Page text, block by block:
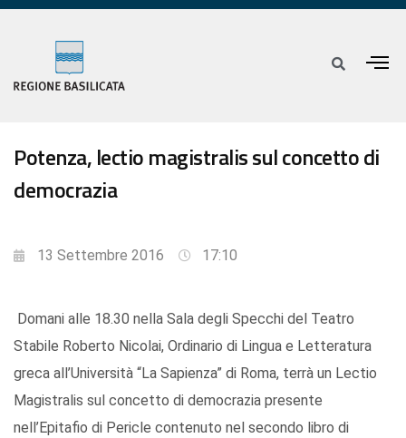
Potenza, lectio magistralis sul concetto di
democrazia
13 Settembre 2016 17:10
Domani alle 18.30 nella Sala degli Specchi del Teatro
Stabile Roberto Nicolai, Ordinario di Lingua e Letteratura
greca all’Università “La Sapienza” di Roma, terrà un Lectio
Magistralis sul concetto di democrazia presente
nell’Epitafio di Pericle contenuto nel secondo libro di